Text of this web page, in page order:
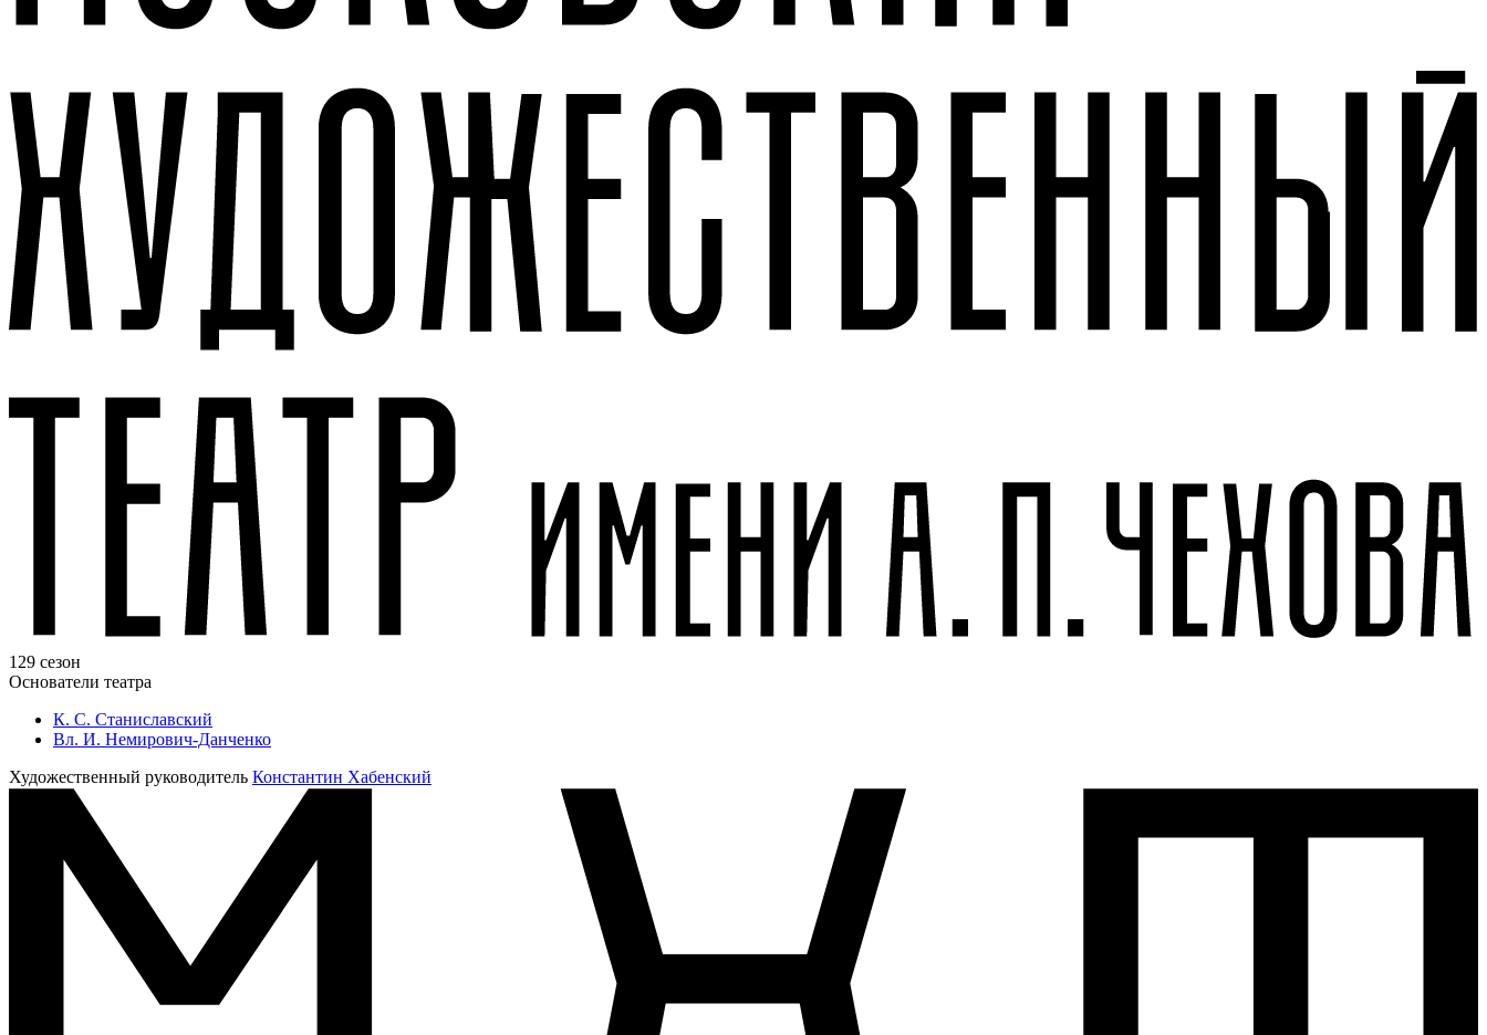
129 сезон
Основатели театра
К. С. Станиславский
Вл. И. Немирович-Данченко
Художественный руководитель Константин Хабенский